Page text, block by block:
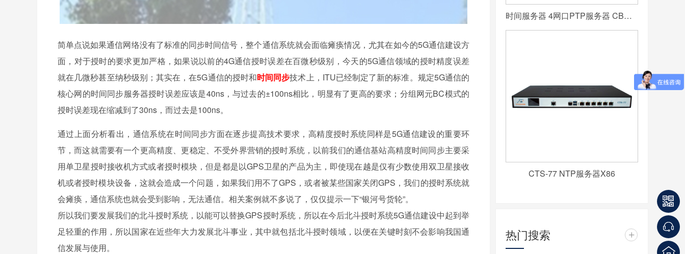
简单点说如果通信网络没有了标准的同步时间信号，整个通信系统就会面临瘫痪情况，尤其在如今的5G通信建设方
面，对于授时的要求更加严格，如果说以前的4G通信授时误差在百微秒级别，今天的5G通信领域的授时精度误差
就在几微秒甚至纳秒级别；其实在，在5G通信的授时和时间同步技术上，ITU已经制定了新的标准。规定5G通信的
核心网的时间同步服务器授时误差应该是40ns，与过去的±100ns相比，明显有了更高的要求；分组网元BC模式的
授时误差现在缩减到了30ns，而过去是100ns。
通过上面分析看出，通信系统在时间同步方面在逐步提高技术要求，高精度授时系统同样是5G通信建设的重要环
节，而这就需要有一个更高精度、更稳定、不受外界营销的授时系统，以前我们的通信基站高精度时间同步主要采
用单卫星授时接收机方式或者授时模块，但是都是以GPS卫星的产品为主，即使现在越是仅有少数使用双卫星接收
机或者授时模块设备，这就会造成一个问题，如果我们用不了GPS，或者被某些国家关闭GPS，我们的授时系统就
会瘫痪，通信系统也就会受到影响，无法通信。相关案例就不多说了，仅仅提示一下“银河号货轮”。
所以我们要发展我们的北斗授时系统，以能可以替换GPS授时系统，所以在今后北斗授时系统5G通信建设中起到举
足轻重的作用，所以国家在近些年大力发展北斗事业，其中就包括北斗授时领域，以便在关键时刻不会影响我国通
信发展与使用。
时间服务器 4网口PTP服务器 CBM-D-40
CTS-77 NTP服务器X86
热门搜索 +